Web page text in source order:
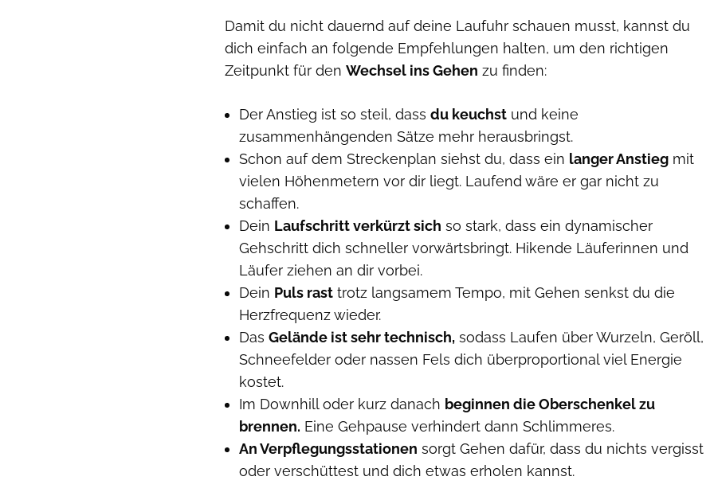
Damit du nicht dauernd auf deine Laufuhr schauen musst, kannst du
dich einfach an folgende Empfehlungen halten, um den richtigen
Zeitpunkt für den Wechsel ins Gehen zu finden:
Der Anstieg ist so steil, dass du keuchst und keine
zusammenhängenden Sätze mehr herausbringst.
Schon auf dem Streckenplan siehst du, dass ein langer Anstieg mit
vielen Höhenmetern vor dir liegt. Laufend wäre er gar nicht zu
schaffen.
Dein Laufschritt verkürzt sich so stark, dass ein dynamischer
Gehschritt dich schneller vorwärtsbringt. Hikende Läuferinnen und
Läufer ziehen an dir vorbei.
Dein Puls rast trotz langsamem Tempo, mit Gehen senkst du die
Herzfrequenz wieder.
Das Gelände ist sehr technisch, sodass Laufen über Wurzeln, Geröll,
Schneefelder oder nassen Fels dich überproportional viel Energie
kostet.
Im Downhill oder kurz danach beginnen die Oberschenkel zu
brennen. Eine Gehpause verhindert dann Schlimmeres.
An Verpflegungsstationen sorgt Gehen dafür, dass du nichts vergisst
oder verschüttest und dich etwas erholen kannst.